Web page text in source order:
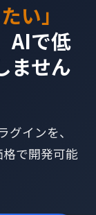
い」
AIで低
ません
インを、
で開発可能